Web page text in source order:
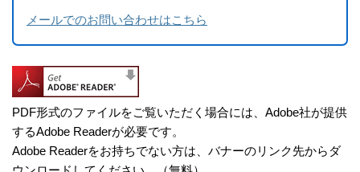
メールでのお問い合わせはこちら
PDF形式のファイルをご覧いただく場合には、Adobe社が提供
するAdobe Readerが必要です。
Adobe Readerをお持ちでない方は、バナーのリンク先からダ